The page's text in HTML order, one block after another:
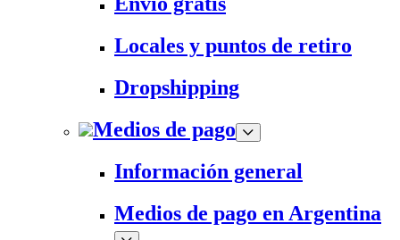
Locales y puntos de retiro
Dropshipping
Medios de pago
Información general
Medios de pago en Argentina